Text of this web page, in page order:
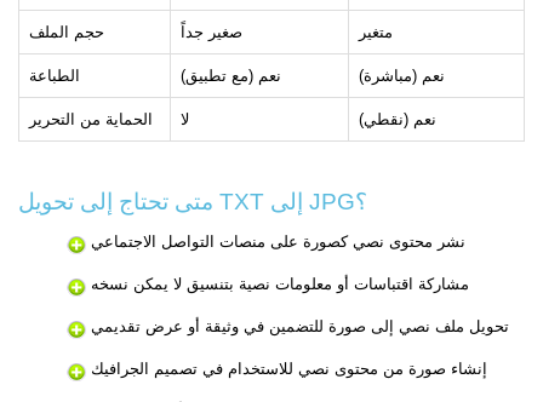
حجم الملف صغير جداً متغير
الطباعة نعم (مع تطبيق) نعم (مباشرة)
الحماية من التحرير لا نعم (نقطي)
متى تحتاج إلى تحويل TXT إلى JPG؟
نشر محتوى نصي كصورة على منصات التواصل الاجتماعي
مشاركة اقتباسات أو معلومات نصية بتنسيق لا يمكن نسخه
تحويل ملف نصي إلى صورة للتضمين في وثيقة أو عرض تقديمي
إنشاء صورة من محتوى نصي للاستخدام في تصميم الجرافيك